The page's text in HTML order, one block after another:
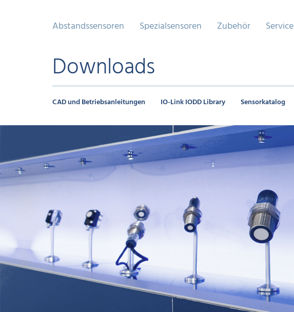
Abstandssensoren Spezialsensoren Zubehör Service
Downloads
CAD und Betriebsanleitungen IO-Link IODD Library Sensorkatalog